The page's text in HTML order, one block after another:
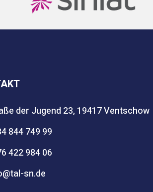
der Jugend 23, 19417 Ventschow
844 749 99
422 984 06
sn.de